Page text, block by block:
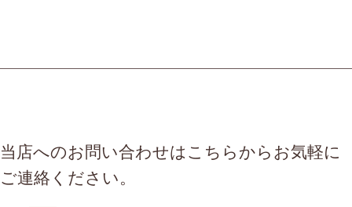
当店へのお問い合わせはこちらからお気軽に
ご連絡ください。